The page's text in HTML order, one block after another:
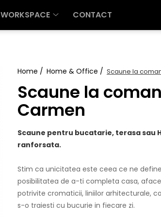
WORKSPACE CONTACT
Home / Home & Office / Scaune la
Scaune la
Carmen
Scaune pentru bucatarie, terasa sau
ranforsata.
Stim ca unicitatea este ceea ce ne
posibilitatea de a-ti completa casa,
potrivite cromaticii, liniilor arhitecturale,
s-o traiesti cu bucurie in fiecare zi.